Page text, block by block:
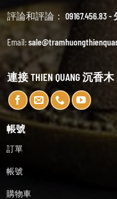
評論和評論： 09167.456.83
Email:
連接 THIEN QUANG 沉香木
帳號
訂單
帳號
購物車